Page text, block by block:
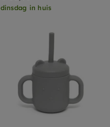
dinsdag in huis